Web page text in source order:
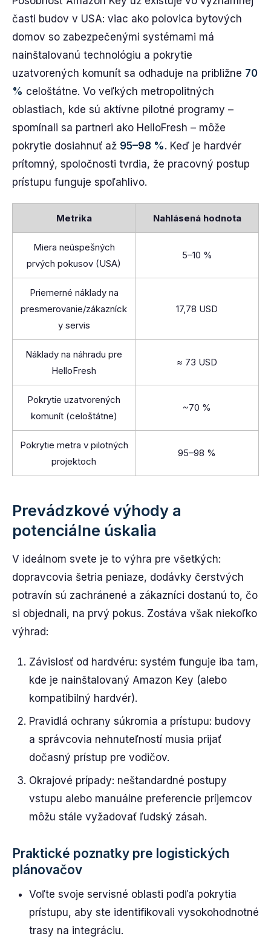
časti budov v USA: viac ako polovica bytových
domov so zabezpečenými systémami má
nainštalovanú technológiu a pokrytie
uzatvorených komunít sa odhaduje na približne 70
% celoštátne. Vo veľkých metropolitných
oblastiach, kde sú aktívne pilotné programy –
spomínali sa partneri ako HelloFresh – môže
pokrytie dosiahnuť až 95–98 %. Keď je hardvér
prítomný, spoločnosti tvrdia, že pracovný postup
prístupu funguje spoľahlivo.
Metrika Nahlásená hodnota
Miera neúspešných
prvých pokusov (USA)
5–10 %
Priemerné náklady na
presmerovanie/zákazníck
y servis
17,78 USD
Náklady na náhradu pre
HelloFresh
≈ 73 USD
Pokrytie uzatvorených
komunít (celoštátne)
~70 %
Pokrytie metra v pilotných
projektoch
95–98 %
Prevádzkové výhody a
potenciálne úskalia
V ideálnom svete je to výhra pre všetkých:
dopravcovia šetria peniaze, dodávky čerstvých
potravín sú zachránené a zákazníci dostanú to, čo
si objednali, na prvý pokus. Zostáva však niekoľko
výhrad:
Závislosť od hardvéru: systém funguje iba tam,
kde je nainštalovaný Amazon Key (alebo
kompatibilný hardvér).
Pravidlá ochrany súkromia a prístupu: budovy
a správcovia nehnuteľností musia prijať
dočasný prístup pre vodičov.
Okrajové prípady: neštandardné postupy
vstupu alebo manuálne preferencie príjemcov
môžu stále vyžadovať ľudský zásah.
Praktické poznatky pre logistických
plánovačov
Voľte svoje servisné oblasti podľa pokrytia
prístupu, aby ste identifikovali vysokohodnotné
trasy na integráciu.